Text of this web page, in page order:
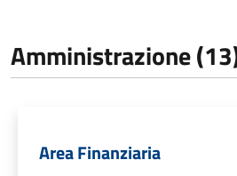
Amministrazione
Area Finanziaria